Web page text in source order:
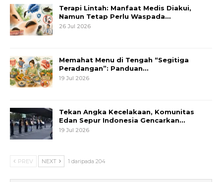
Terapi Lintah: Manfaat Medis Diakui,
Namun Tetap Perlu Waspada…
26 Jul 2026
Memahat Menu di Tengah “Segitiga
Peradangan”: Panduan…
19 Jul 2026
Tekan Angka Kecelakaan, Komunitas
Edan Sepur Indonesia Gencarkan…
19 Jul 2026
PREV NEXT 1 daripada 204